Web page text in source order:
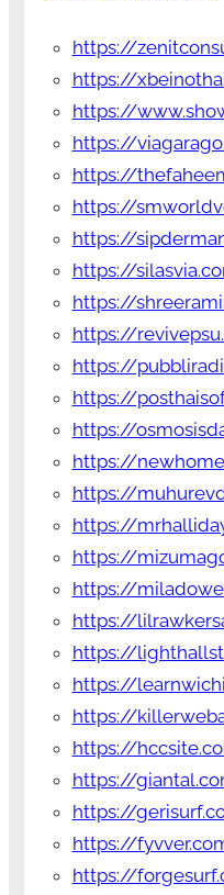
https://
https://
https://
https://
https://
https://
https://
https://
https://
https://
https://
https://
https://
https://
https://
https://
https://
https://
https://
https://
https://
https://
https://
https://
https://
https://
https://